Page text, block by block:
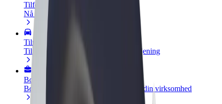
Tilføj restaurant eller butik
Nå flere kunder og øg din indtjening
Tilmeld dig som flådeejer
Tilføj din flåde til Bolt, og øg din indtjening
Bolt for Business
Bolt-produkter og tjenester skaleret til din virksomhed